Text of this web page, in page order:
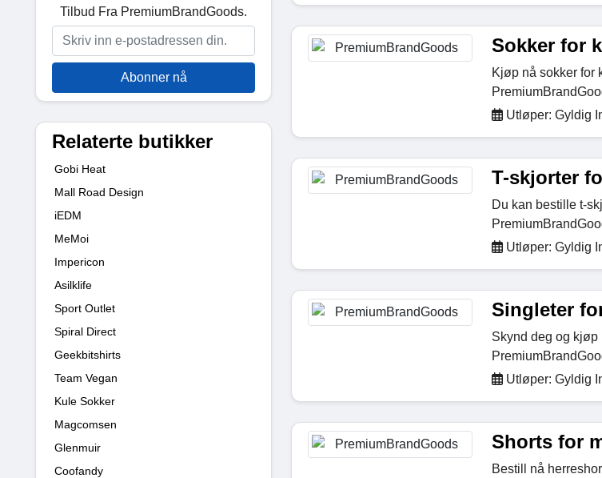
Tilbud Fra PremiumBrandGoods.
Abonner nå
Relaterte butikker
Gobi Heat
Mall Road Design
iEDM
MeMoi
Impericon
Asilklife
Sport Outlet
Spiral Direct
Geekbitshirts
Team Vegan
Kule Sokker
Magcomsen
Glenmuir
Coofandy
Sokker for
Kjøp nå sokker for
Utløper: Gyldig
T-skjorter
Du kan bestille t-
Utløper: Gyldig
Singleter
Skynd deg og kjøp
Utløper: Gyldig
Shorts for
Bestill nå